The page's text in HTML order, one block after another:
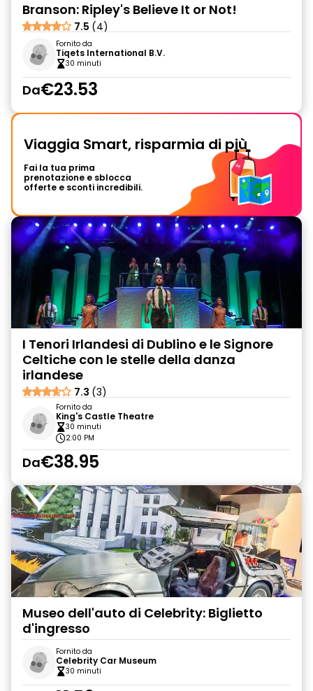
Branson: Ripley's Believe It or Not!
7.5 (4)
Fornito da
Tiqets International B.V.
30 minuti
Da€23.53
Viaggia Smart, risparmia di più
Fai la tua prima
prenotazione e sblocca
offerte e sconti incredibili.
I Tenori Irlandesi di Dublino e le Signore
Celtiche con le stelle della danza
irlandese
7.3 (3)
Fornito da
King's Castle Theatre
30 minuti
2:00 PM
Da€38.95
Museo dell'auto di Celebrity: Biglietto
d'ingresso
Fornito da
Celebrity Car Museum
30 minuti